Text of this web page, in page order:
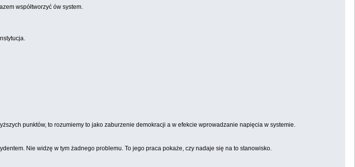
współtworzyć ów system.
punktów, to rozumiemy to jako zaburzenie demokracji a w efekcie wprowadzanie napięcia w systemie.
Nie widzę w tym żadnego problemu. To jego praca pokaże, czy nadaje się na to stanowisko.